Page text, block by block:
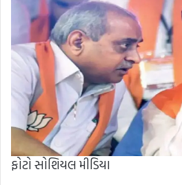
ફોટો સોશિયલ મીડિયા